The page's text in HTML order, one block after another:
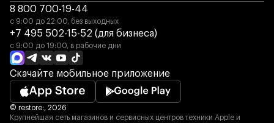
Скачайте мобильное приложение
8 800 700-19-44
с 9:00 до 22:00, без выходных
+7 495 502-15-52 (для бизнеса)
с 9:00 до 19:00, в рабочие дни
© restore:, 2026
Крупнейшая сеть магазинов и сервисных центров техники Apple и